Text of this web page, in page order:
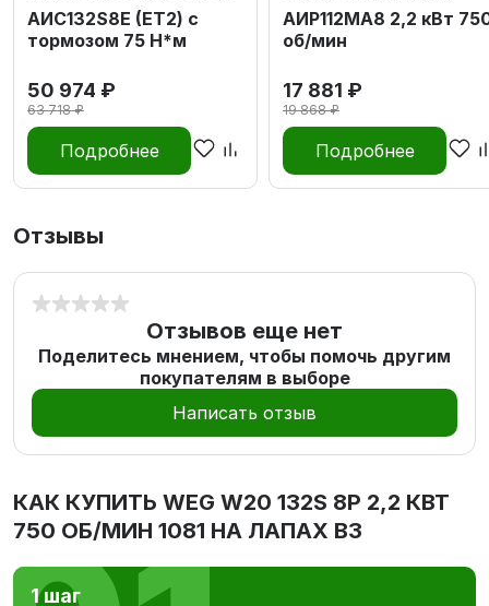
АИС132S8Е (ET2) с
тормозом 75 Н*м
50 974 ₽
63 718 ₽
Подробнее
АИР112МА8 2,2 кВт
об/мин
17 881 ₽
19 868 ₽
Подробнее
Отзывы
Отзывов еще нет
Поделитесь мнением, чтобы помочь другим
покупателям в выборе
Написать отзыв
КАК КУПИТЬ WEG W20 132S 8P 2,2 КВТ
750 ОБ/МИН 1081 НА ЛАПАХ В3
1 шаг